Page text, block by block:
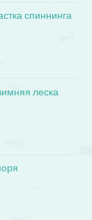
спиннинга
леска